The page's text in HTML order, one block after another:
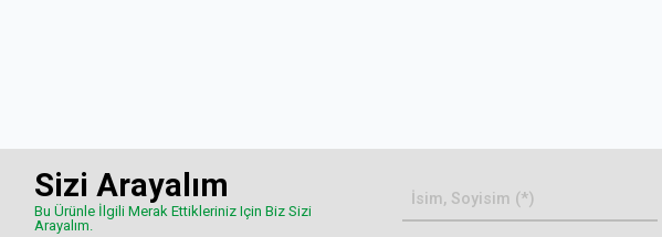
Sizi Arayalım
Bu Ürünle İlgili Merak Ettikleriniz Için Biz Sizi
Arayalım.